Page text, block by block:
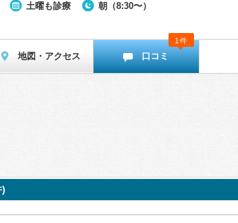
土曜も診療
朝（8:30〜）
地図・アクセス 口コミ
1件
)